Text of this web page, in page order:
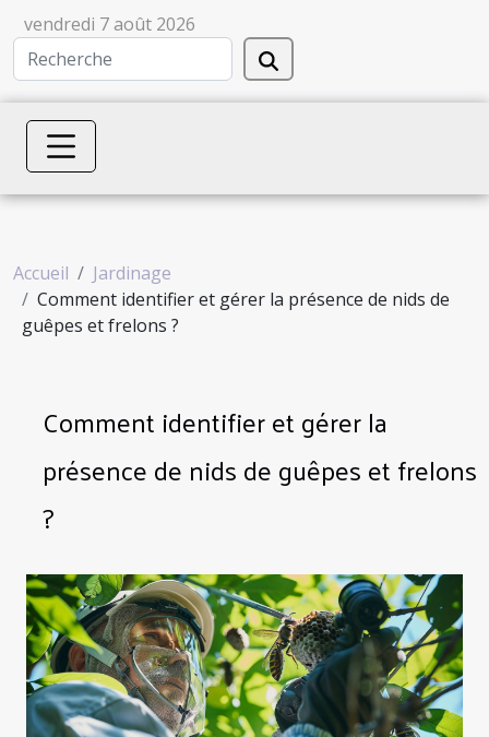
vendredi 7 août 2026
Accueil
Jardinage
Comment identifier et gérer la présence de nids de
guêpes et frelons ?
Comment identifier et gérer la
présence de nids de guêpes et frelons
?